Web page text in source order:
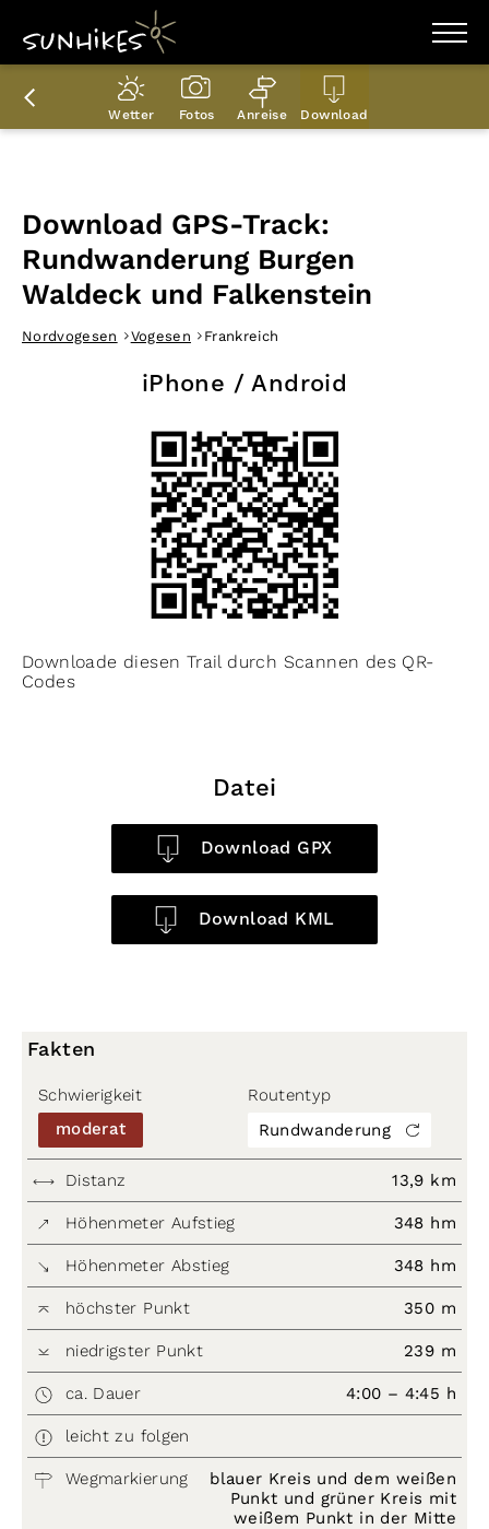
WANDERZIELE
WANDERUNGEN
ENTDECKEN
Wetter Fotos Anreise Download
Download GPS-Track:
Rundwanderung Burgen
Waldeck und Falkenstein
Nordvogesen Vogesen Frankreich
iPhone / Android
Downloade diesen Trail durch Scannen des QR-
Codes
Datei
Download GPX
Download KML
Fakten
Schwierigkeit
moderat
Routentyp
Rundwanderung
Distanz 13,9 km
Höhenmeter Aufstieg 348 hm
Höhenmeter Abstieg 348 hm
höchster Punkt 350 m
niedrigster Punkt 239 m
ca. Dauer 4:00 – 4:45 h
leicht zu folgen
Wegmarkierung
blauer Kreis und dem weißen
Punkt und grüner Kreis mit
weißem Punkt in der Mitte